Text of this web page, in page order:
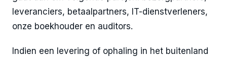
leveranciers, betaalpartners, IT-dienstverleners,
onze boekhouder en auditors.
Indien een levering of ophaling in het buitenland